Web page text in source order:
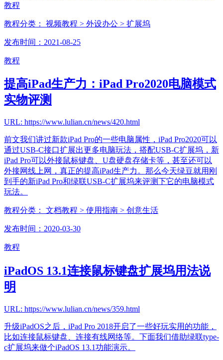
教程
教程分类： 视频教程 > 外设办公 > 扩展坞
发布时间：2021-08-25
教程
提高iPad生产力：iPad Pro2020电脑模式
实物评测
URL: https://www.lulian.cn/news/420.html
前文我们讲过新款iPad Pro的一些电脑属性，iPad Pro2020可以
通过USB-C接口扩展出更多电脑玩法，搭配USB-C扩展坞，新
iPad Pro可以外接鼠标键盘、U盘硬盘存储卡等，甚至还可以
外接网线上网，真正的提高iPad生产力。那么今天绿豆就用刚
到手的新iPad Pro和绿联USB-C扩展坞来评测下它的电脑模式
玩法。
教程分类： 文档教程 > 使用指南 > 创意生活
发布时间：2020-03-30
教程
iPadOS 13.1连接鼠标键盘扩展坞用法说
明
URL: https://www.lulian.cn/news/359.html
升级iPadOS之后，iPad Pro 2018开启了一些好玩实用的功能，
比如连接鼠标键盘、连接有线网络等。下面我们借助绿联type-
c扩展坞来做个iPadOS 13.1功能演示。